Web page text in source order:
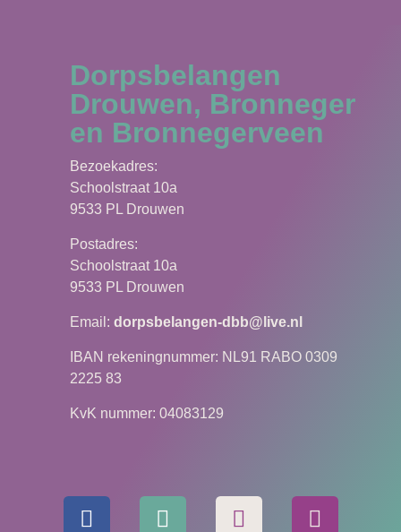
Dorpsbelangen
Drouwen, Bronneger
en Bronnegerveen
Bezoekadres:
Schoolstraat 10a
9533 PL Drouwen
Postadres:
Schoolstraat 10a
9533 PL Drouwen
Email:dorpsbelangen-dbb@live.nl
IBAN rekeningnummer: NL91 RABO 0309
2225 83
KvK nummer: 04083129